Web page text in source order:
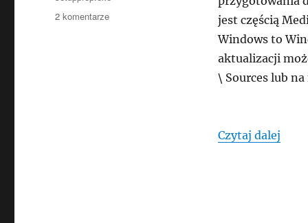
jest częścią
Windows to
aktualizacji
\ Sources lub
Czytaj dalej
2 komentarzedo